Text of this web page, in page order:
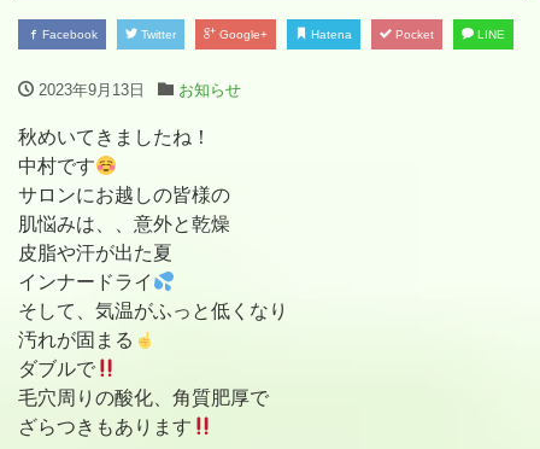
Facebook Twitter Google+ Hatena Pocket LINE
2023年9月13日 お知らせ
秋めいてきましたね！
中村です
サロンにお越しの皆様の
肌悩みは、、意外と乾燥
皮脂や汗が出た夏
インナードライ
そして、気温がふっと低くなり
汚れが固まる
ダブルで
毛穴周りの酸化、角質肥厚で
ざらつきもあります